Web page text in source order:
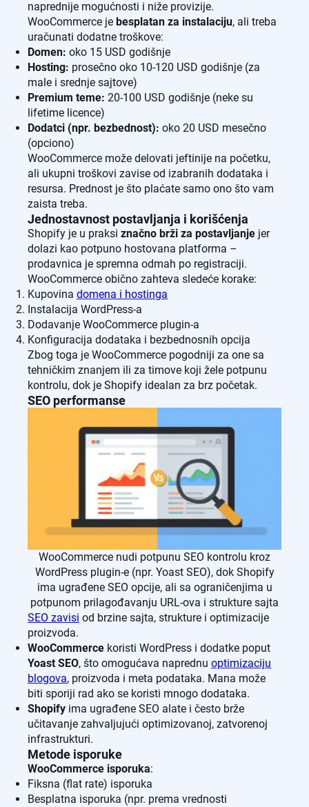
naprednije mogućnosti i niže provizije.
WooCommerce je besplatan za instalaciju, ali treba
uračunati dodatne troškove:
Domen: oko 15 USD godišnje
Hosting: prosečno oko 10-120 USD godišnje (za
male i srednje sajtove)
Premium teme: 20-100 USD godišnje (neke su
lifetime licence)
Dodatci (npr. bezbednost): oko 20 USD mesečno
(opciono)
WooCommerce može delovati jeftinije na početku,
ali ukupni troškovi zavise od izabranih dodataka i
resursa. Prednost je što plaćate samo ono što vam
zaista treba.
Jednostavnost postavljanja i korišćenja
Shopify je u praksi značno brži za postavljanje jer
dolazi kao potpuno hostovana platforma –
prodavnica je spremna odmah po registraciji.
WooCommerce obično zahteva sledeće korake:
Kupovina domena i hostinga
Instalacija WordPress-a
Dodavanje WooCommerce plugin-a
Konfiguracija dodataka i bezbednosnih opcija
Zbog toga je WooCommerce pogodniji za one sa
tehničkim znanjem ili za timove koji žele potpunu
kontrolu, dok je Shopify idealan za brz početak.
SEO performanse
WooCommerce nudi potpunu SEO kontrolu kroz
WordPress plugin-e (npr. Yoast SEO), dok Shopify
ima ugrađene SEO opcije, ali sa ograničenjima u
potpunom prilagođavanju URL-ova i strukture sajta
SEO zavisi od brzine sajta, strukture i optimizacije
proizvoda.
WooCommerce koristi WordPress i dodatke poput
Yoast SEO, što omogućava naprednu optimizaciju
blogova, proizvoda i meta podataka. Mana može
biti sporiji rad ako se koristi mnogo dodataka.
Shopify ima ugrađene SEO alate i često brže
učitavanje zahvaljujući optimizovanoj, zatvorenoj
infrastrukturi.
Metode isporuke
WooCommerce isporuka:
Fiksna (flat rate) isporuka
Besplatna isporuka (npr. prema vrednosti